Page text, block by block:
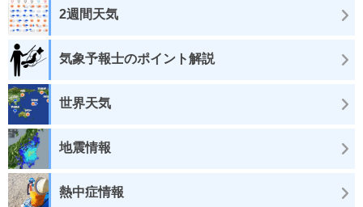
2週間天気
気象予報士のポイント解説
世界天気
地震情報
熱中症情報